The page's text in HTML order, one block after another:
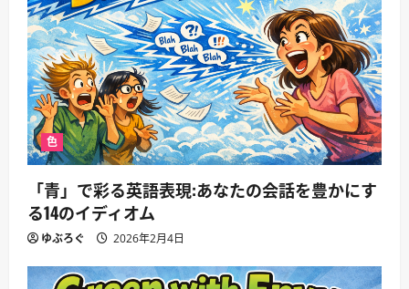
色
「青」で彩る英語表現:あなたの会話を豊かにす
る14のイディオム
ゆぶろぐ 2026年2月4日